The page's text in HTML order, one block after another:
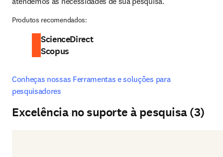
Produtos recomendados:
ScienceDirect
Scopus
Conheças nossas Ferramentas e soluções para
pesquisadores
Excelência no suporte à pesquisa (3)